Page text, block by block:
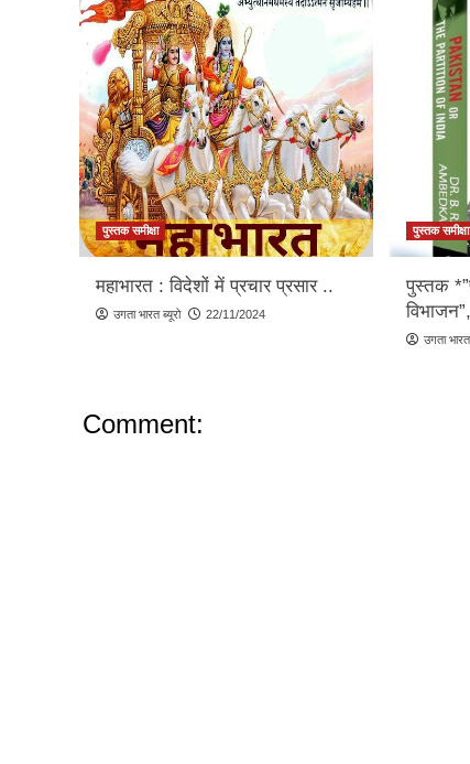
पुस्तक समीक्षा
महाभारत : विदेशों में प्रचार प्रसार ..
उगता भारत ब्यूरो 22/11/2024
पुस्तक समीक्षा
पुस्तक
विभाजन”,
उगता
Comment: